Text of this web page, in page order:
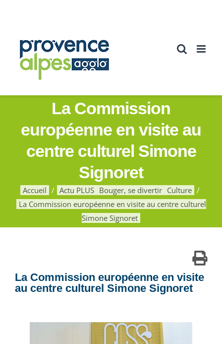
La Commission
européenne en visite au
centre culturel Simone
Signoret
Accueil Actu PLUS Bouger, se divertir Culture
La Commission européenne en visite au centre culturel
Simone Signoret
La Commission européenne en visite
au centre culturel Simone Signoret